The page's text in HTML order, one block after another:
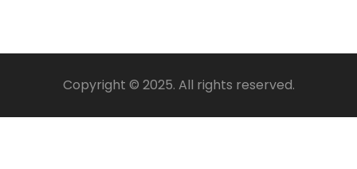
Copyright © 2025. All rights reserved.